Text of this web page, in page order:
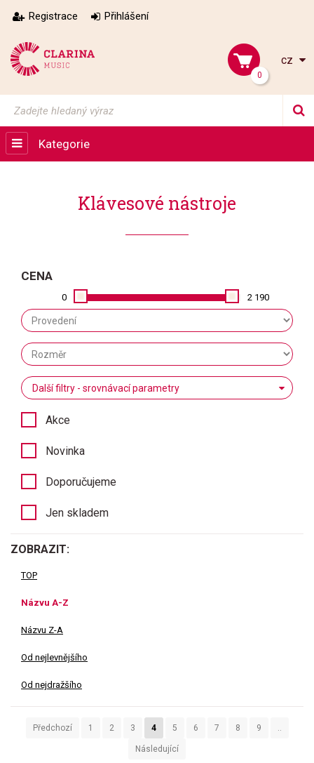
Registrace Přihlášení
0
cz
Kategorie
Klávesové nástroje
CENA
0 2 190
Další filtry - srovnávací parametry
Akce
Novinka
Doporučujeme
Jen skladem
ZOBRAZIT:
TOP
Názvu A-Z
Názvu Z-A
Od nejlevnějšího
Od nejdražšího
Předchozí 1 2 3 4 5 6 7 8 9 ..
Následující